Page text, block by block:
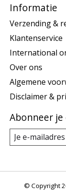
Informatie
Verzending &
Klantenservice
International
Over ons
Algemene
Disclaimer &
Abonneer
© Copyright